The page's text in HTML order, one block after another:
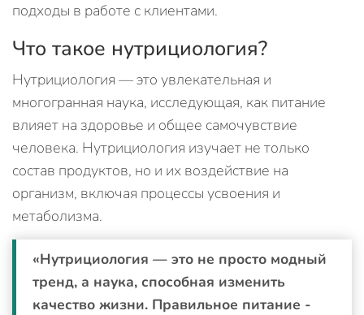
подходы в работе с клиентами.
Что такое нутрициология?
Нутрициология — это увлекательная и
многогранная наука, исследующая, как питание
влияет на здоровье и общее самочувствие
человека. Нутрициология изучает не только
состав продуктов, но и их воздействие на
организм, включая процессы усвоения и
метаболизма.
«Нутрициология — это не просто модный
тренд, а наука, способная изменить
качество жизни. Правильное питание -